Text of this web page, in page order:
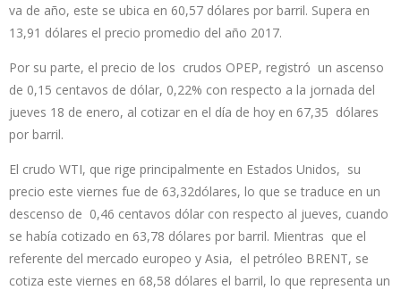
va de año, este se ubica en 60,57 dólares por barril. Supera en
13,91 dólares el precio promedio del año 2017.
Por su parte, el precio de los crudos OPEP, registró un ascenso
de 0,15 centavos de dólar, 0,22% con respecto a la jornada del
jueves 18 de enero, al cotizar en el día de hoy en 67,35 dólares
por barril.
El crudo WTI, que rige principalmente en Estados Unidos, su
precio este viernes fue de 63,32dólares, lo que se traduce en un
descenso de 0,46 centavos dólar con respecto al jueves, cuando
se había cotizado en 63,78 dólares por barril. Mientras que el
referente del mercado europeo y Asia, el petróleo BRENT, se
cotiza este viernes en 68,58 dólares el barril, lo que representa un